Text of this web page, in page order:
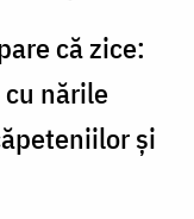
că zice:
nările
şi